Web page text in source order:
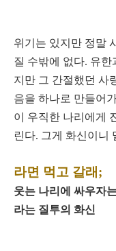
위기는 있지만 정말
질 수밖에 없다. 유
지만 그 간절했던 사
음을 하나로 만들어
이 우직한 나리에게
린다. 그게 화신이니
라면 먹고 갈래;
웃는 나리에 싸우자
라는 질투의 화신